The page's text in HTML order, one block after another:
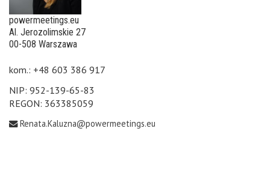
powermeetings.eu
Al. Jerozolimskie 27
00-508 Warszawa
kom.: +48 603 386 917
NIP: 952-139-65-83
REGON: 363385059
Renata.Kaluzna@powermeetings.eu